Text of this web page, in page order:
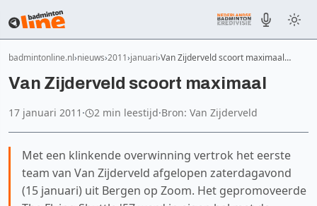
badmintonline.nl nieuws 2011 januari Van Zijderveld scoort maximaal…
Van Zijderveld scoort maximaal
17 januari 2011 · 2 min leestijd·Bron: Van Zijderveld
Met een klinkende overwinning vertrok het eerste
team van Van Zijderveld afgelopen zaterdagavond
(15 januari) uit Bergen op Zoom. Het gepromoveerde